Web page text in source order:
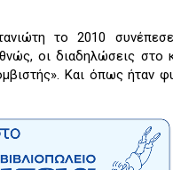
το 2010
οι διαδηλώσεις στο
Και όπως ήταν